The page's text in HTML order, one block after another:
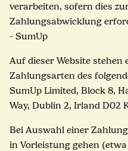
verarbeiten, sofern dies
Zahlungsabwicklung
- SumUp
Auf dieser Website stehen
Zahlungsarten des
SumUp Limited, Block 8,
Way, Dublin 2, Irland D02
Bei Auswahl einer
in Vorleistung gehen